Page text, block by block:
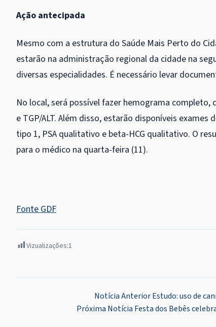
Ação antecipada
Mesmo com a estrutura do Saúde Mais Perto do
estarão na administração regional da cidade na
diversas especialidades. É necessário levar
No local, será possível fazer hemograma completo,
e TGP/ALT. Além disso, estarão disponíveis
tipo 1, PSA qualitativo e beta-HCG qualitativo. O
para o médico na quarta-feira (11).
Fonte GDF
Vizualizações:1
Notícia AnteriorEstudo: uso de
Próxima Notícia Festa dos Bebês